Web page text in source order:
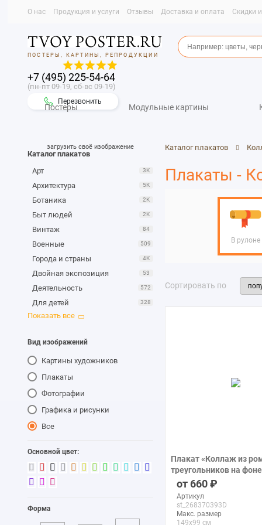
О нас Продукция и услуги Отзывы Доставка и оплата Скидки
ПОСТЕРЫ, КАРТИНЫ, РЕПРОДУКЦИИ
+7 (495) 225-54-64
(пн-пт 09-19, сб-вс 09-19)
Перезвонить
Постеры Модульные картины
загрузить своё изображение
Каталог плакатов
Арт
3K
Архитектура 5K
Ботаника 2K
Быт людей 2K
Винтаж 84
Военные 509
Города и страны 4K
Двойная экспозиция 53
Деятельность 572
Для детей 328
Животные
Искусственный Интеллект
(ИИ)
Кино
Коллажи
Комиксы
Компьютерные игры
Космос
Кухня 3K
Люди
Мебель
Вид изображений
Картины художников
Плакаты
Фотографии
Графика и рисунки
Все
Основной цвет:
Форма
Каталог плакатов
Плакаты -
В рулоне
Сортировать по
Плакат «Коллаж из
треугольников на фоне
бушующего моря»
печать на бумаге
660
Артикул
st_268370393D
Макс. размер
149x99 см